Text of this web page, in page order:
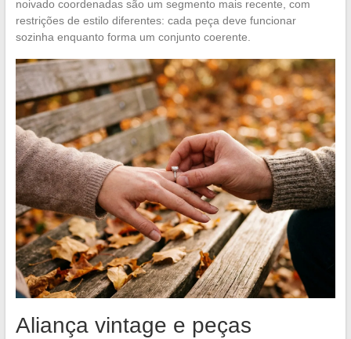
noivado coordenadas são um segmento mais recente, com
restrições de estilo diferentes: cada peça deve funcionar
sozinha enquanto forma um conjunto coerente.
Aliança vintage e peças